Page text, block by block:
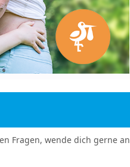
Fragen, wende dich gerne an